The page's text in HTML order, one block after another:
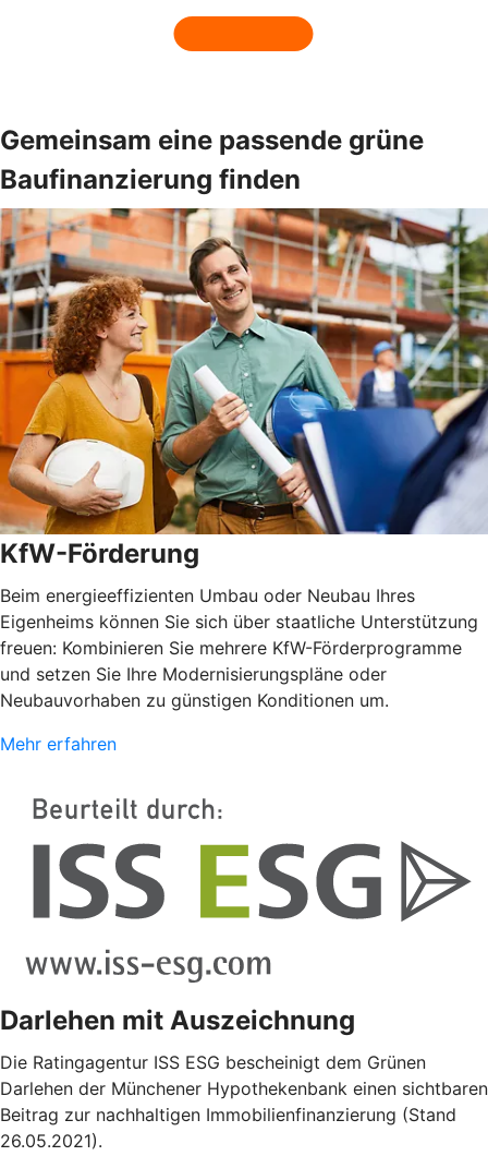
Gemeinsam eine passende grüne
Baufinanzierung finden
KfW-Förderung
Beim energieeffizienten Umbau oder Neubau Ihres
Eigenheims können Sie sich über staatliche Unterstützung
freuen: Kombinieren Sie mehrere KfW-Förderprogramme
und setzen Sie Ihre Modernisierungspläne oder
Neubauvorhaben zu günstigen Konditionen um.
Mehr erfahren
Darlehen mit Auszeichnung
Die Ratingagentur ISS ESG bescheinigt dem Grünen
Darlehen der Münchener Hypothekenbank einen sichtbaren
Beitrag zur nachhaltigen Immobilienfinanzierung (Stand
26.05.2021).